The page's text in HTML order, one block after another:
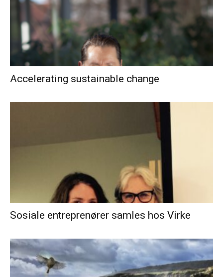
Accelerating sustainable change
Sosiale entreprenører samles hos Virke